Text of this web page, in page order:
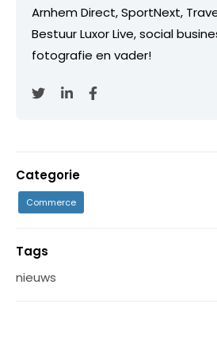
Arnhem Direct, SportNext,
Bestuur Luxor Live, social
fotografie en vader!
Categorie
Commerce
Tags
nieuws